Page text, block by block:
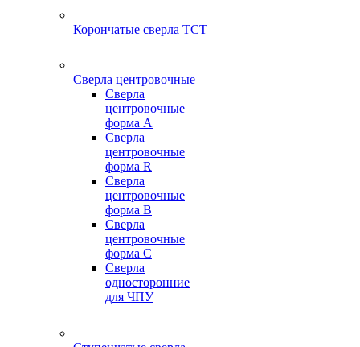
Корончатые сверла TCT
Сверла центровочные
Сверла
центровочные
форма A
Сверла
центровочные
форма R
Сверла
центровочные
форма B
Сверла
центровочные
форма C
Сверла
односторонние
для ЧПУ